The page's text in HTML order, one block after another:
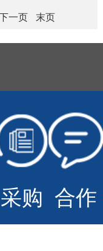
一页 末页
采购 合作